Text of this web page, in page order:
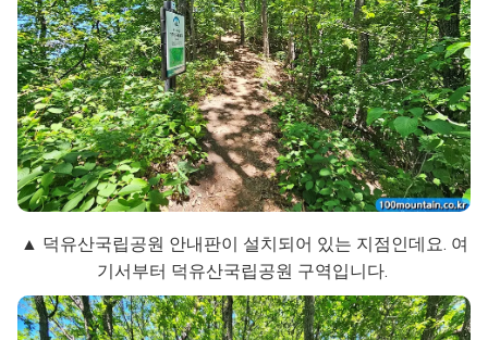
▲ 덕유산국립공원 안내판이 설치되어 있는 지점인데요. 여
기서부터 덕유산국립공원 구역입니다.